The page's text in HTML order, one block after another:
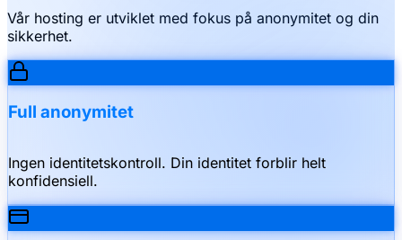
Vår hosting er utviklet med fokus på anonymitet og din
sikkerhet.
Full anonymitet
Ingen identitetskontroll. Din identitet forblir helt
konfidensiell.